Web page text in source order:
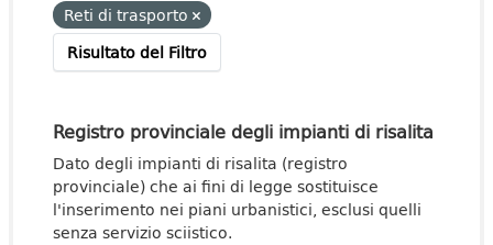
Reti di trasporto
Risultato del Filtro
Registro provinciale degli impianti di risalita
Dato degli impianti di risalita (registro
provinciale) che ai fini di legge sostituisce
l'inserimento nei piani urbanistici, esclusi quelli
senza servizio sciistico.